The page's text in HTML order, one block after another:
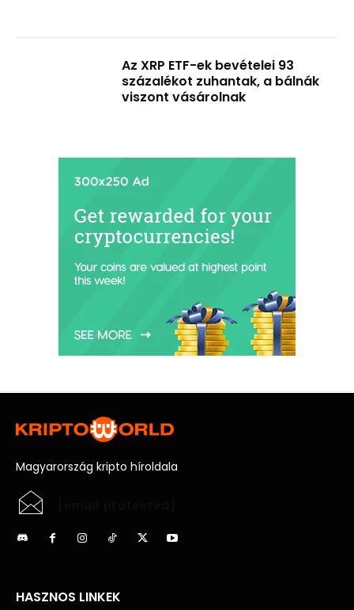
Az XRP ETF-ek bevételei 93
százalékot zuhantak, a bálnák
viszont vásárolnak
Magyarország kripto híroldala
HASZNOS LINKEK